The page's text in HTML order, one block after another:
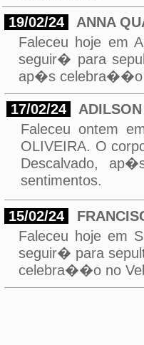
19/02/24
ANNA
Faleceu hoje em
seguir� para
ap�s celebra��o
17/02/24
Faleceu ontem
OLIVEIRA. O
Descalvado,
sentimentos.
15/02/24
Faleceu hoje em
seguir� para
celebra��o no